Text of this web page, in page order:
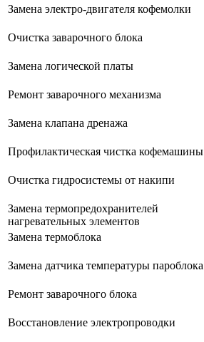
Замена электро-двигателя кофемолки
Очистка заварочного блока
Замена логической платы
Ремонт заварочного механизма
Замена клапана дренажа
Профилактическая чистка кофемашины
Очистка гидросистемы от накипи
Замена термопредохранителей
нагревательных элементов
Замена термоблока
Замена датчика температуры пароблока
Ремонт заварочного блока
Восстановление электропроводки